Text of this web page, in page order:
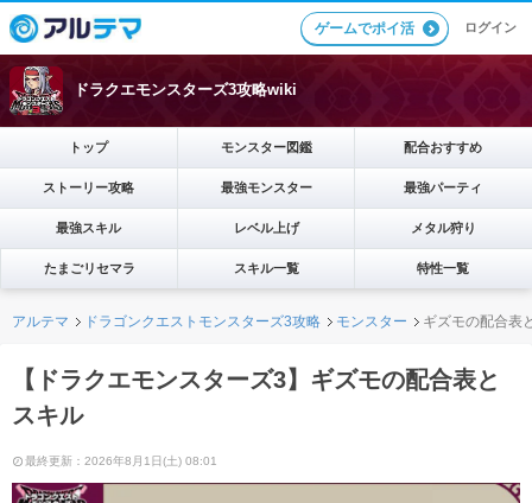
ゲームでポイ活 ログイン
ドラクエモンスターズ3攻略wiki
トップ モンスター図鑑 配合おすすめ
ストーリー攻略 最強モンスター 最強パーティ
最強スキル レベル上げ メタル狩り
たまごリセマラ スキル一覧 特性一覧
アルテマ ドラゴンクエストモンスターズ3攻略 モンスター ギズモの配合表
【ドラクエモンスターズ3】ギズモの配合表と
スキル
最終更新：2026年8月1日(土) 08:01